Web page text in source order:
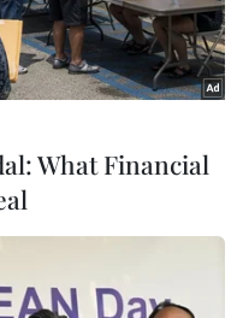
đội danh dự Thái Lan.
What Financial